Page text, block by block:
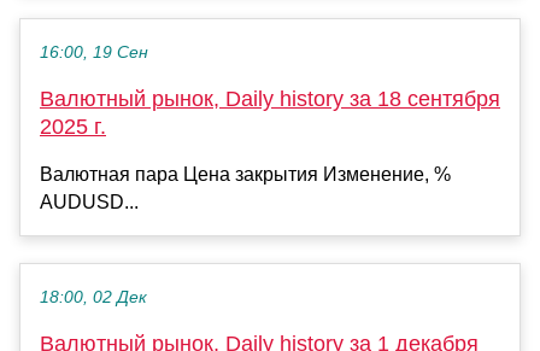
16:00, 19 Сен
Валютный рынок, Daily history за 18 сентября
2025 г.
Валютная пара Цена закрытия Изменение, %
AUDUSD...
18:00, 02 Дек
Валютный рынок, Daily history за 1 декабря